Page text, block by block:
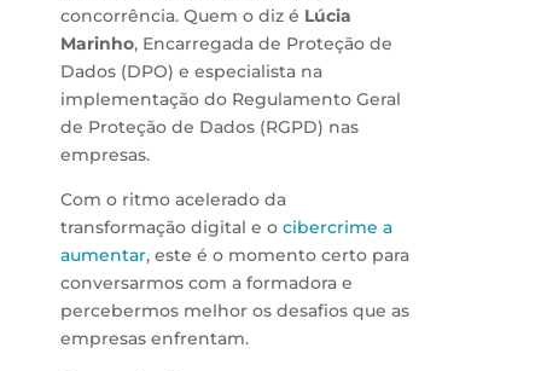
concorrência. Quem o diz é Lúcia
Marinho, Encarregada de Proteção de
Dados (DPO) e especialista na
implementação do Regulamento Geral
de Proteção de Dados (RGPD) nas
empresas.
Com o ritmo acelerado da
transformação digital e o cibercrime a
aumentar, este é o momento certo para
conversarmos com a formadora e
percebermos melhor os desafios que as
empresas enfrentam.